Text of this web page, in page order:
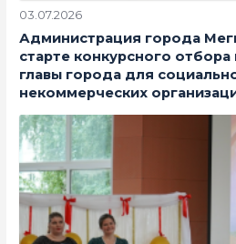
03.07.2026
Администрация города
старте конкурсного отбора
главы города для
некоммерческих